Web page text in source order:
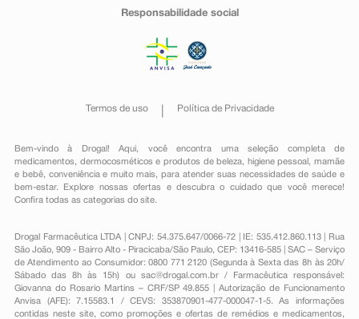
Responsabilidade social
Termos de uso Política de Privacidade
Bem-vindo à Drogal! Aqui, você encontra uma seleção completa de
medicamentos , dermocosméticos e produtos de beleza, higiene pessoal ,mamãe
e bebê, conveniênciae muito mais, para atender suas necessidades de saúde e
bem-estar. Explore nossas ofertas e descubra o cuidado que você merece!
Confira todas as categorias do site.
Drogal Farmacêutica LTDA | CNPJ: 54.375.647/0066-72 | IE: 535.412.860.113 | Rua
São João, 909 - Bairro Alto - Piracicaba/São Paulo, CEP: 13416-585 | SAC – Serviço
de Atendimento ao Consumidor: 0800 771 2120 (Segunda à Sexta das 8h às 20h/
Sábado das 8h às 15h) ou sac@drogal.com.br/ Farmacêutica responsável:
Giovanna do Rosario Martins – CRF/SP 49.855 | Autorização de Funcionamento
Anvisa (AFE): 7.15583.1 / CEVS: 353870901-477-000047-1-5. As informações
contidas neste site, como promoções e ofertas de remédios e medicamentos,